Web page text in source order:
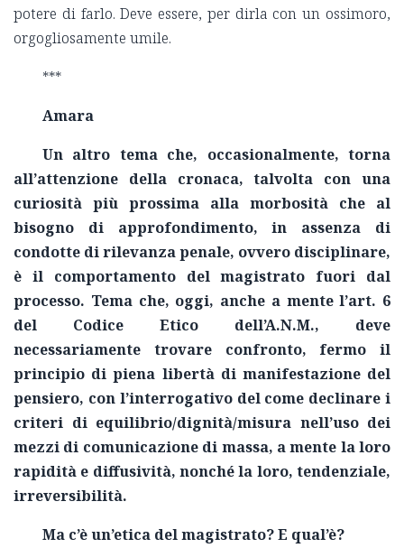
potere di farlo. Deve essere, per dirla con un ossimoro,
orgogliosamente umile.
***
Amara
Un altro tema che, occasionalmente, torna
all’attenzione della cronaca, talvolta con una
curiosità più prossima alla morbosità che al
bisogno di approfondimento, in assenza di
condotte di rilevanza penale, ovvero disciplinare,
è il comportamento del magistrato fuori dal
processo. Tema che, oggi, anche a mente l’art. 6
del Codice Etico dell’A.N.M., deve
necessariamente trovare confronto, fermo il
principio di piena libertà di manifestazione del
pensiero, con l’interrogativo del come declinare i
criteri di equilibrio/dignità/misura nell’uso dei
mezzi di comunicazione di massa, a mente la loro
rapidità e diffusività, nonché la loro, tendenziale,
irreversibilità.
Ma c’è un’etica del magistrato? E qual’è?